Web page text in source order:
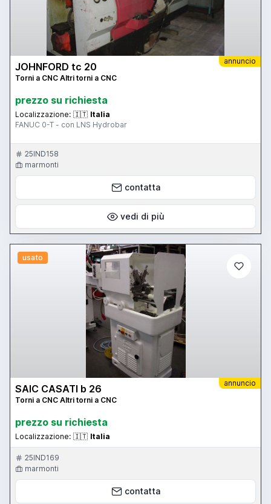
annuncio
JOHNFORD tc 20
Torni a CNC Altri torni a CNC
prezzo su richiesta
Localizzazione: 🇮🇹 Italia
FANUC 0-T - con LNS Hydrobar
25IND158
marmonti
contatta
vedi di più
usato
annuncio
SAIC CASATI b 26
Torni a CNC Altri torni a CNC
prezzo su richiesta
Localizzazione: 🇮🇹 Italia
25IND169
marmonti
contatta